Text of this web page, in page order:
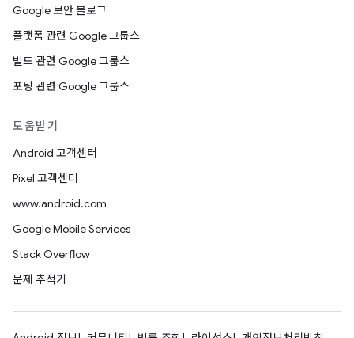
Google 보안 블로그
플랫폼 관련 Google 그룹스
빌드 관련 Google 그룹스
포팅 관련 Google 그룹스
도움받기
Android 고객센터
Pixel 고객센터
www.android.com
Google Mobile Services
Stack Overflow
문제 추적기